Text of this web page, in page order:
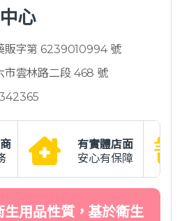
心
販字第 6239010994 號
市雲林路二段 468 號
有實體店面
安心有保障
生用品性質，基於衛生